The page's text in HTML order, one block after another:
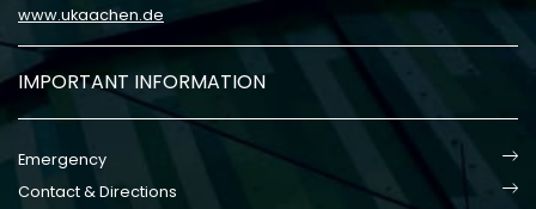
www.ukaachen.de
IMPORTANT INFORMATION
Emergency
Contact & Directions